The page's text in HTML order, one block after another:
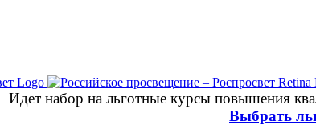
Идет набор на льготные курсы повышения
Выбрать